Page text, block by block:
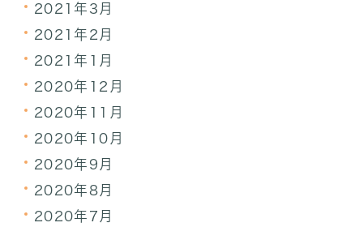
2021年3月
2021年2月
2021年1月
2020年12月
2020年11月
2020年10月
2020年9月
2020年8月
2020年7月